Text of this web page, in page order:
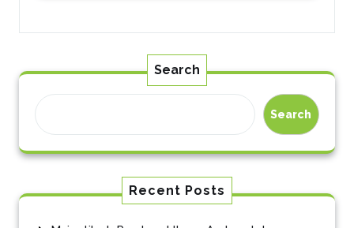
Search
Search
Recent Posts